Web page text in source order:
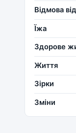
Відмова
Їжа
Здорове
Життя
Зірки
Зміни